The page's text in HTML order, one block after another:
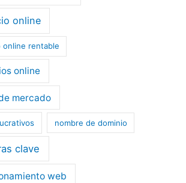
online
online rentable
online
mercado
nombre de dominio
clave
web